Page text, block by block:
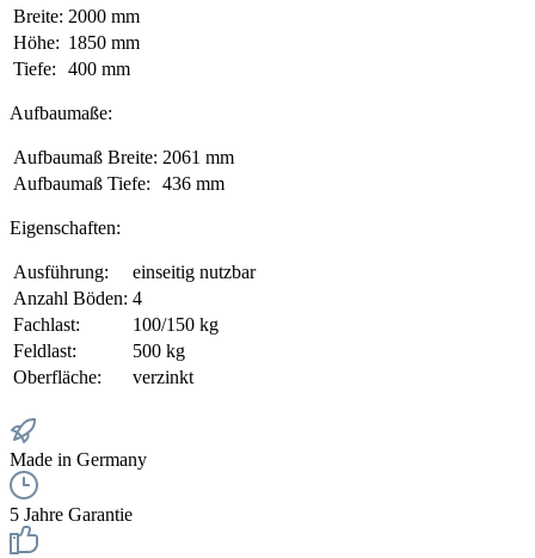
Breite: 2000 mm
Höhe: 1850 mm
Tiefe:
400 mm
Aufbaumaße:
Aufbaumaß Breite: 2061 mm
Aufbaumaß Tiefe:
436 mm
Eigenschaften:
Ausführung:
einseitig nutzbar
Anzahl Böden: 4
Fachlast:
100/150 kg
Feldlast:
500 kg
Oberfläche:
verzinkt
Made in Germany
5 Jahre Garantie